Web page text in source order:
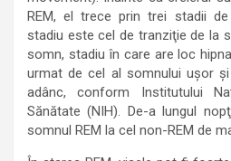
REM, el trece prin trei stadii de
stadiu este cel de tranziţie de la
somn, stadiu în care are loc
urmat de cel al somnului uşor
adânc, conform Institutului
Sănătate (NIH). De-a lungul
somnul REM la cel non-REM de